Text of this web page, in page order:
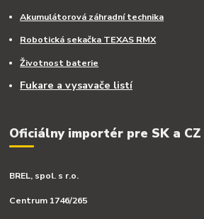
Akumulátorová záhradní technika
Robotická sekačka TEXAS RMX
Životnost baterie
Fukare a vysavače listí
Oficiálny importér pre SK a CZ
BREL, spol. s r.o.
Centrum 1746/265